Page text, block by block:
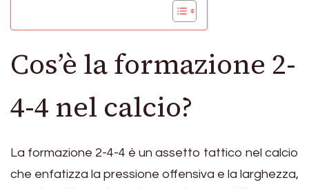
Cos’è la formazione 2-
4-4 nel calcio?
La formazione 2-4-4 è un assetto tattico nel calcio
che enfatizza la pressione offensiva e la larghezza,